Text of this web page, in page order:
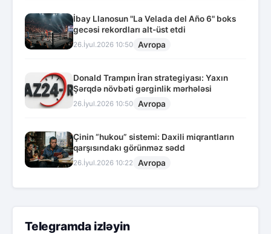
İbay Llanosun "La Velada del Año 6" boks
gecəsi rekordları alt-üst etdi
26.İyul.2026 10:50 Avropa
Donald Trampın İran strategiyası: Yaxın
Şərqdə növbəti gərginlik mərhələsi
26.İyul.2026 10:50 Avropa
Çinin “hukou” sistemi: Daxili miqrantların
qarşısındakı görünməz sədd
26.İyul.2026 10:22 Avropa
Telegramda izləyin